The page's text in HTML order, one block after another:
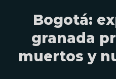
Bogotá:
granada
muertos y